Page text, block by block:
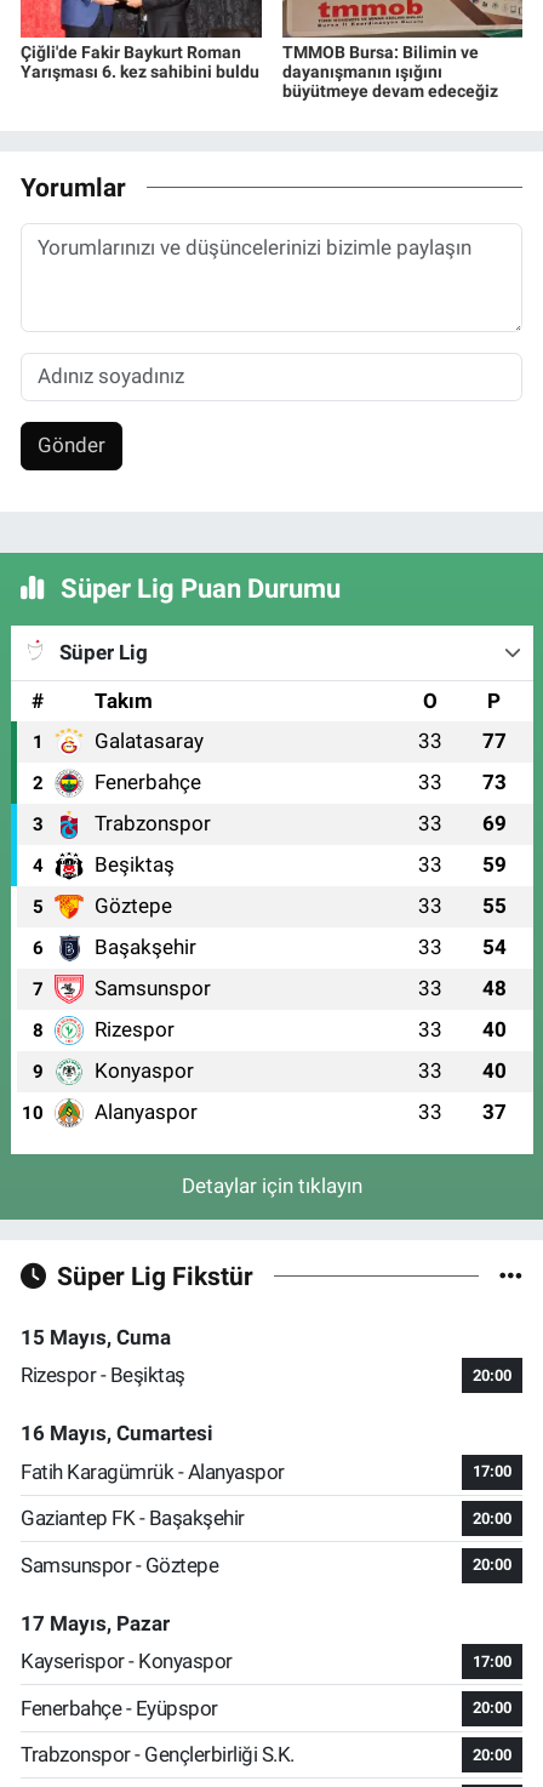
Çiğli'de Fakir Baykurt Roman
Yarışması 6. kez sahibini buldu
TMMOB Bursa: Bilimin ve
dayanışmanın ışığını
büyütmeye devam edeceğiz
Yorumlar
Gönder
Süper Lig Puan Durumu
Süper Lig
#
Takım O P
1 Galatasaray 33 77
2 Fenerbahçe 33 73
3 Trabzonspor 33 69
4 Beşiktaş 33 59
5 Göztepe 33 55
6 Başakşehir 33 54
7 Samsunspor 33 48
8 Rizespor 33 40
9 Konyaspor 33 40
10 Alanyaspor 33 37
Detaylar için tıklayın
Süper Lig Fikstür
15 Mayıs, Cuma
Rizespor - Beşiktaş
20:00
16 Mayıs, Cumartesi
Fatih Karagümrük - Alanyaspor
17:00
Gaziantep FK - Başakşehir 20:00
Samsunspor - Göztepe 20:00
17 Mayıs, Pazar
Kayserispor - Konyaspor
17:00
Fenerbahçe - Eyüpspor 20:00
Trabzonspor - Gençlerbirliği S.K. 20:00